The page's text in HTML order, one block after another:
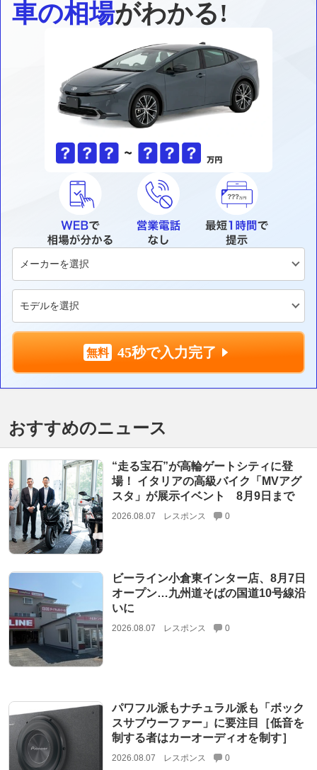
車の相場がわかる!
45秒で入力完了
おすすめのニュース
“走る宝石”が高輪ゲートシティに登
場！ イタリアの高級バイク「MVアグ
スタ」が展示イベント 8月9日まで
2026.08.07 レスポンス 0
ビーライン小倉東インター店、8月7日
オープン…九州道そばの国道10号線沿
いに
2026.08.07 レスポンス 0
パワフル派もナチュラル派も「ボック
スサブウーファー」に要注目［低音を
制する者はカーオーディオを制す］
2026.08.07 レスポンス 0